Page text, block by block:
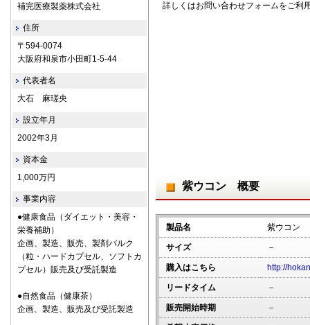
詳しくはお問い合わせフォームをご利
紫ウコン 概要
製品名 紫ウコン
サイズ －
購入はこちら http://
リードタイム －
販売開始時期 －
補完医療製薬株式会社
住所
〒594-0074
大阪府和泉市小田町1-5-44
代表者名
大石 麻瑳央
設立年月
2002年3月
資本金
1,000万円
事業内容
●健康食品（ダイエット・美容・
栄養補助）
企画、製造、販売、製剤バルク
（粒・ハードカプセル、ソフトカ
プセル）販売及び受託製造
●自然食品（健康茶）
企画、製造、販売及び受託製造